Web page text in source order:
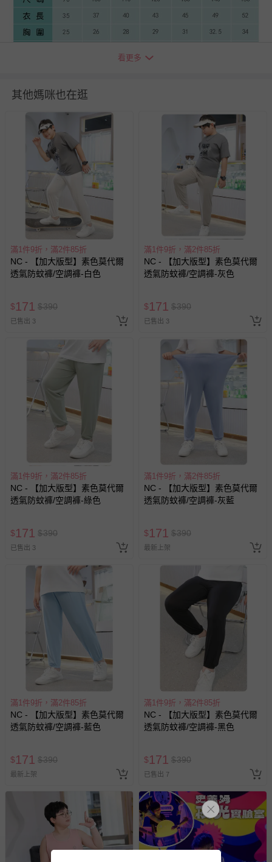
退換貨須知
您所購買的商品享有7天的鑑賞期／猶豫期權益，但此期間
並非試用期，您所退回的商品必須是未經使用的全新狀態，
包含完整包裝、配件、說明文件及贈品等。
如需退換貨，請於收到商品7天（含例假日內提出），如為
瑕疵退換貨所產生的運費，將由媽咪愛負責處理，若非瑕疵
退貨，您可至『查詢訂單』>『已出貨』中查詢該筆訂單，
並點選『我要退貨』即可進行申請。若有相關退貨問題，請
與服務，謝謝。
留商品未達活動門檻，將以原價計算，活動贈品亦需一併退
部分商品依據消費者保護法的規定，不適用七天鑑賞期/猶
豫期範圍：
易於腐敗、保存期限較短或解約時即將逾期（例如生鮮
商品、食品等）。
客製化商品（例如客製生日書、姓名貼等）。
報紙、期刊或雜誌（惟書籍如經拆封、使用，則酌收整
新費用）。
經消費者拆封之影音商品或電腦軟體（例如 DVD、CD
非以有形媒介提供之數位內容或一經提供即為完成之線
上服務，經消費者事先同意始提供（例如線上課程、遊
戲或活動點數等）。
已拆封之以下類型商品：
-個人衛生用品（例如尿布、貼身衣物、泳裝、襪子、地
墊、寢具類等）。
-新生兒親膚衣物（嬰幼兒包巾與背巾、包屁衣、學習
褲、紗布衣等）。
-接觸性孕哺產品（奶嘴、奶瓶、擠乳器、哺乳衣、托腹
帶束縛衣、餐搖椅等）。
-其他原廠盒裝商品封口處已貼上「不可拆封」，或具警
示字句等說明貼紙、封條者。
國際航空、客運、訂房等服務。
相關的退換貨辦理流程，可詳見：退換貨 & 退款問題
其他常見問題：
區，可能會無法配送，或須依據商品需加收離島運費。廠商
亦保留出貨與否的權利。離島、偏遠地區、樓層親送等加價
費用，可能會另需加收。
商品實際的配達日期，可於訂單個人資料內的查詢訂單內，
已出貨通知之訊息為主。
看更多
其他媽咪也在逛
滿1件9折，滿2件85折
NC - 【加大版型】素色莫代爾
透氣防蚊褲/空調褲-白色
$171 $390
已售出 3
滿1件9折，滿2件85折
NC - 【加大版型】素色莫代爾
透氣防蚊褲/空調褲-灰色
$171 $390
已售出 3
滿1件9折，滿2件85折
NC - 【加大版型】素色莫代爾
透氣防蚊褲/空調褲-綠色
$171 $390
已售出 3
滿1件9折，滿2件85折
NC - 【加大版型】素色莫代爾
透氣防蚊褲/空調褲-灰藍
$171 $390
最新上架
滿1件9折，滿2件85折
NC - 【加大版型】素色莫代爾
透氣防蚊褲/空調褲-藍色
$171 $390
最新上架
滿1件9折，滿2件85折
NC - 【加大版型】素色莫代爾
透氣防蚊褲/空調褲-黑色
$171 $390
已售出 7